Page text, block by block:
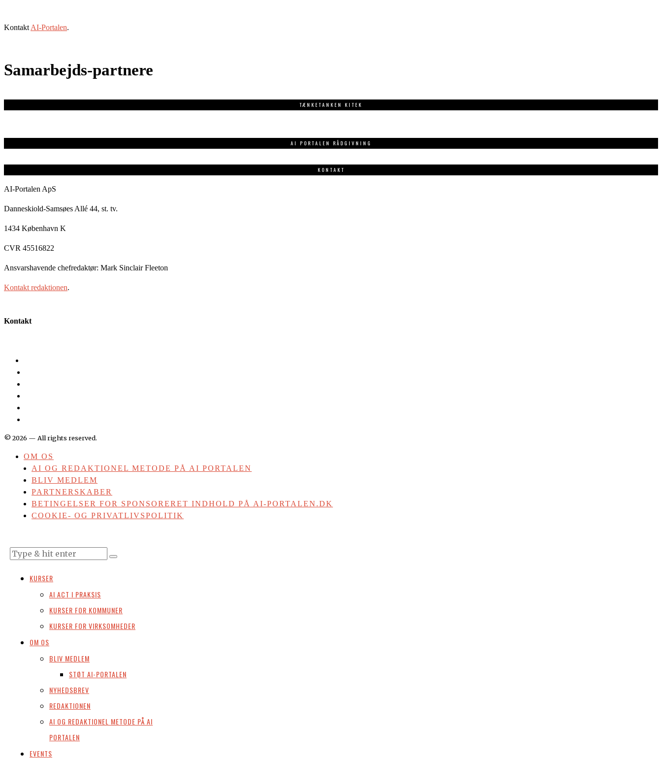
Kontakt AI-Portalen.
Samarbejds-partnere
TÆNKETANKEN KITEK
AI PORTALEN RÅDGIVNING
KONTAKT
AI-Portalen ApS
Danneskiold-Samsøes Allé 44, st. tv.
1434 København K
CVR 45516822
Ansvarshavende chefredaktør: Mark Sinclair Fleeton
Kontakt redaktionen.
Kontakt
©2026 — All rights reserved.
OM OS
AI OG REDAKTIONEL METODE PÅ AI PORTALEN
BLIV MEDLEM
PARTNERSKABER
BETINGELSER FOR SPONSORERET INDHOLD PÅ AI-PORTALEN.DK
COOKIE- OG PRIVATLIVSPOLITIK
KURSER
AI ACT I PRAKSIS
KURSER FOR KOMMUNER
KURSER FOR VIRKSOMHEDER
OM OS
BLIV MEDLEM
STØT AI-PORTALEN
NYHEDSBREV
REDAKTIONEN
AI OG REDAKTIONEL METODE PÅ AI
PORTALEN
EVENTS